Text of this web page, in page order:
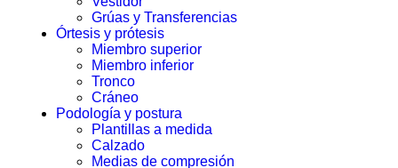
Grúas y Transferencias
Órtesis y prótesis
Miembro superior
Miembro inferior
Tronco
Cráneo
Podología y postura
Plantillas a medida
Calzado
Medias de compresión